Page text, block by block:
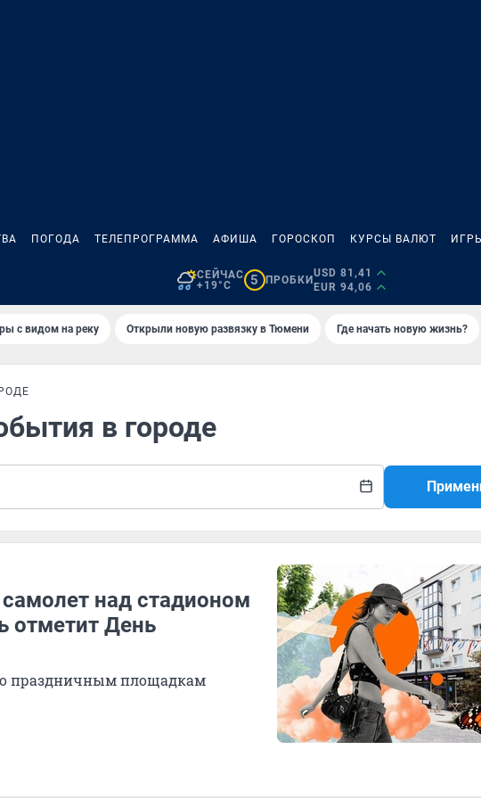
ПОГОДА ТЕЛЕПРОГРАММА АФИША ГОРОСКОП КУРСЫ ВАЛЮТ
СЕЙЧАС
+19°C
5 ПРОБКИ
USD 81,41
EUR 94,06
с видом на реку Открыли новую развязку в Тюмени Где начать новую жизнь?
в городе
над стадионом
отметит День
праздничным площадкам